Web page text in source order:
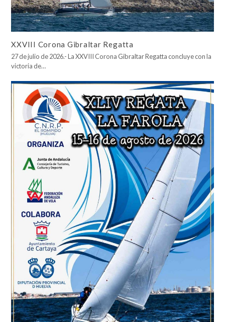
XXVIII Corona Gibraltar Regatta
27 de julio de 2026.- La XXVIII Corona Gibraltar Regatta concluye con la
victoria de…